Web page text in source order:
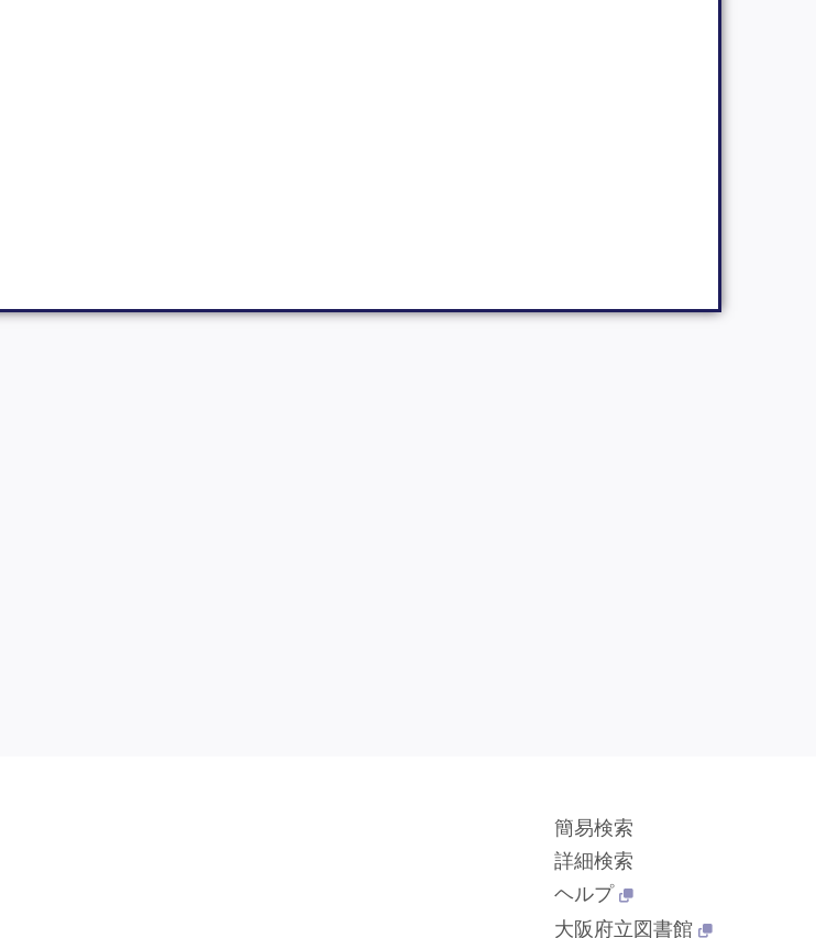
簡易検索
詳細検索
ヘルプ
大阪府立図書館